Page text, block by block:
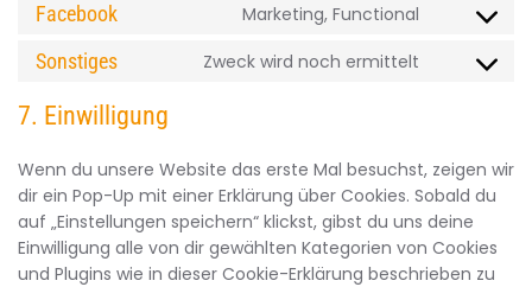
service
Facebook Marketing, Functional
Consent
service
Sonstiges Zweck wird noch ermittelt
Consent
7. Einwilligung
Wenn du unsere Website das erste Mal besuchst, zeigen wir
dir ein Pop-Up mit einer Erklärung über Cookies. Sobald du
auf „Einstellungen speichern“ klickst, gibst du uns deine
Einwilligung alle von dir gewählten Kategorien von Cookies
und Plugins wie in dieser Cookie-Erklärung beschrieben zu